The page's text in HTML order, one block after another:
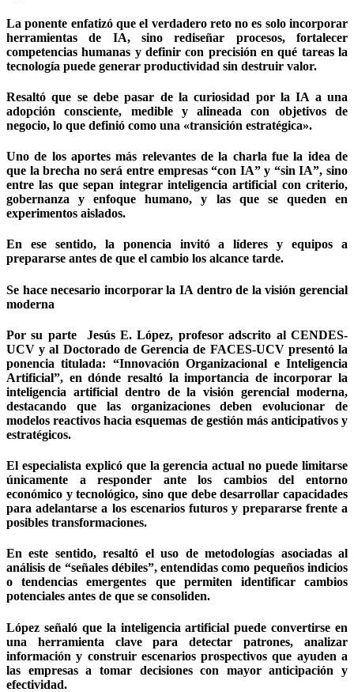
La ponente enfatizó que el verdadero reto no es solo incorporar
herramientas de IA, sino rediseñar procesos, fortalecer
competencias humanas y definir con precisión en qué tareas la
tecnología puede generar productividad sin destruir valor.
Resaltó que se debe pasar de la curiosidad por la IA a una
adopción consciente, medible y alineada con objetivos de
negocio, lo que definió como una «transición estratégica».
Uno de los aportes más relevantes de la charla fue la idea de
que la brecha no será entre empresas “con IA” y “sin IA”, sino
entre las que sepan integrar inteligencia artificial con criterio,
gobernanza y enfoque humano, y las que se queden en
experimentos aislados.
En ese sentido, la ponencia invitó a líderes y equipos a
prepararse antes de que el cambio los alcance tarde.
Se hace necesario incorporar la IA dentro de la visión gerencial
moderna
Por su parte Jesús E. López, profesor adscrito al CENDES-
UCV y al Doctorado de Gerencia de FACES-UCV presentó la
ponencia titulada: “Innovación Organizacional e Inteligencia
Artificial”, en dónde resaltó la importancia de incorporar la
inteligencia artificial dentro de la visión gerencial moderna,
destacando que las organizaciones deben evolucionar de
modelos reactivos hacia esquemas de gestión más anticipativos y
estratégicos.
El especialista explicó que la gerencia actual no puede limitarse
únicamente a responder ante los cambios del entorno
económico y tecnológico, sino que debe desarrollar capacidades
para adelantarse a los escenarios futuros y prepararse frente a
posibles transformaciones.
En este sentido, resaltó el uso de metodologías asociadas al
análisis de “señales débiles”, entendidas como pequeños indicios
o tendencias emergentes que permiten identificar cambios
potenciales antes de que se consoliden.
López señaló que la inteligencia artificial puede convertirse en
una herramienta clave para detectar patrones, analizar
información y construir escenarios prospectivos que ayuden a
las empresas a tomar decisiones con mayor anticipación y
efectividad.